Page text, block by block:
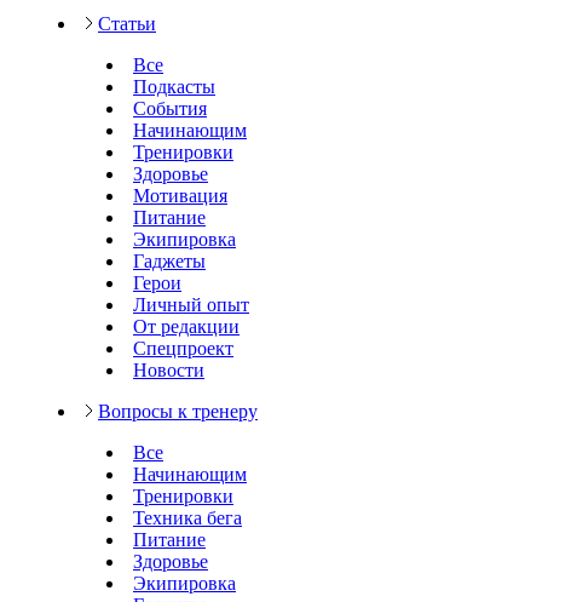
Статьи
Все
Подкасты
События
Начинающим
Тренировки
Здоровье
Мотивация
Питание
Экипировка
Гаджеты
Герои
Личный опыт
От редакции
Спецпроект
Новости
Вопросы к тренеру
Все
Начинающим
Тренировки
Техника бега
Питание
Здоровье
Экипировка